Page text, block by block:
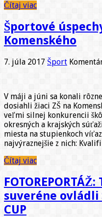
Čítaj viac
Športové
Komenského
7. júla 2017 Šport
V máji a júni sa konali
dosiahli žiaci ZŠ na
veľmi silnej konkurencii
okresných a krajských
miesta na stupienkoch
najvýraznejšie z nich:
Čítaj viac
suveréne ovládli
CUP